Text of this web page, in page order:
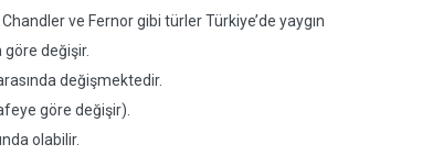
ve Fernor gibi türler Türkiye’de yaygın
değişir.
değişmektedir.
göre değişir).
olabilir.